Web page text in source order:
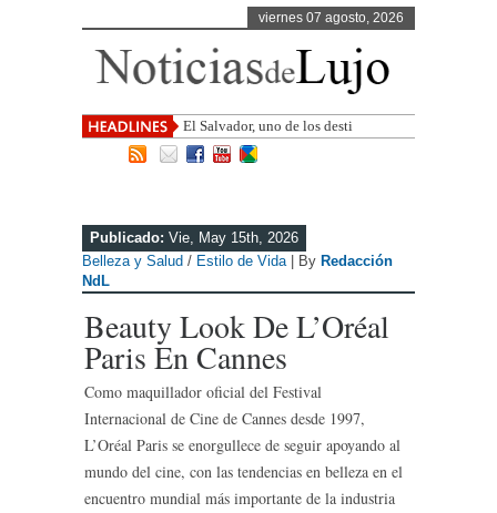
viernes 07 agosto, 2026
El Salvador, uno de los destinos con
mayor proyección de Centroamé
Publicado: Vie, May 15th, 2026
Belleza y Salud / Estilo de Vida| By Redacción
NdL
Beauty Look De L’Oréal
Paris En Cannes
Como maquillador oficial del Festival
Internacional de Cine de Cannes desde 1997,
L’Oréal Paris se enorgullece de seguir apoyando al
mundo del cine, con las tendencias en belleza en el
encuentro mundial más importante de la industria